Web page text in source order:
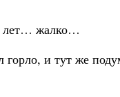
лет… жалко…
горло, и тут же